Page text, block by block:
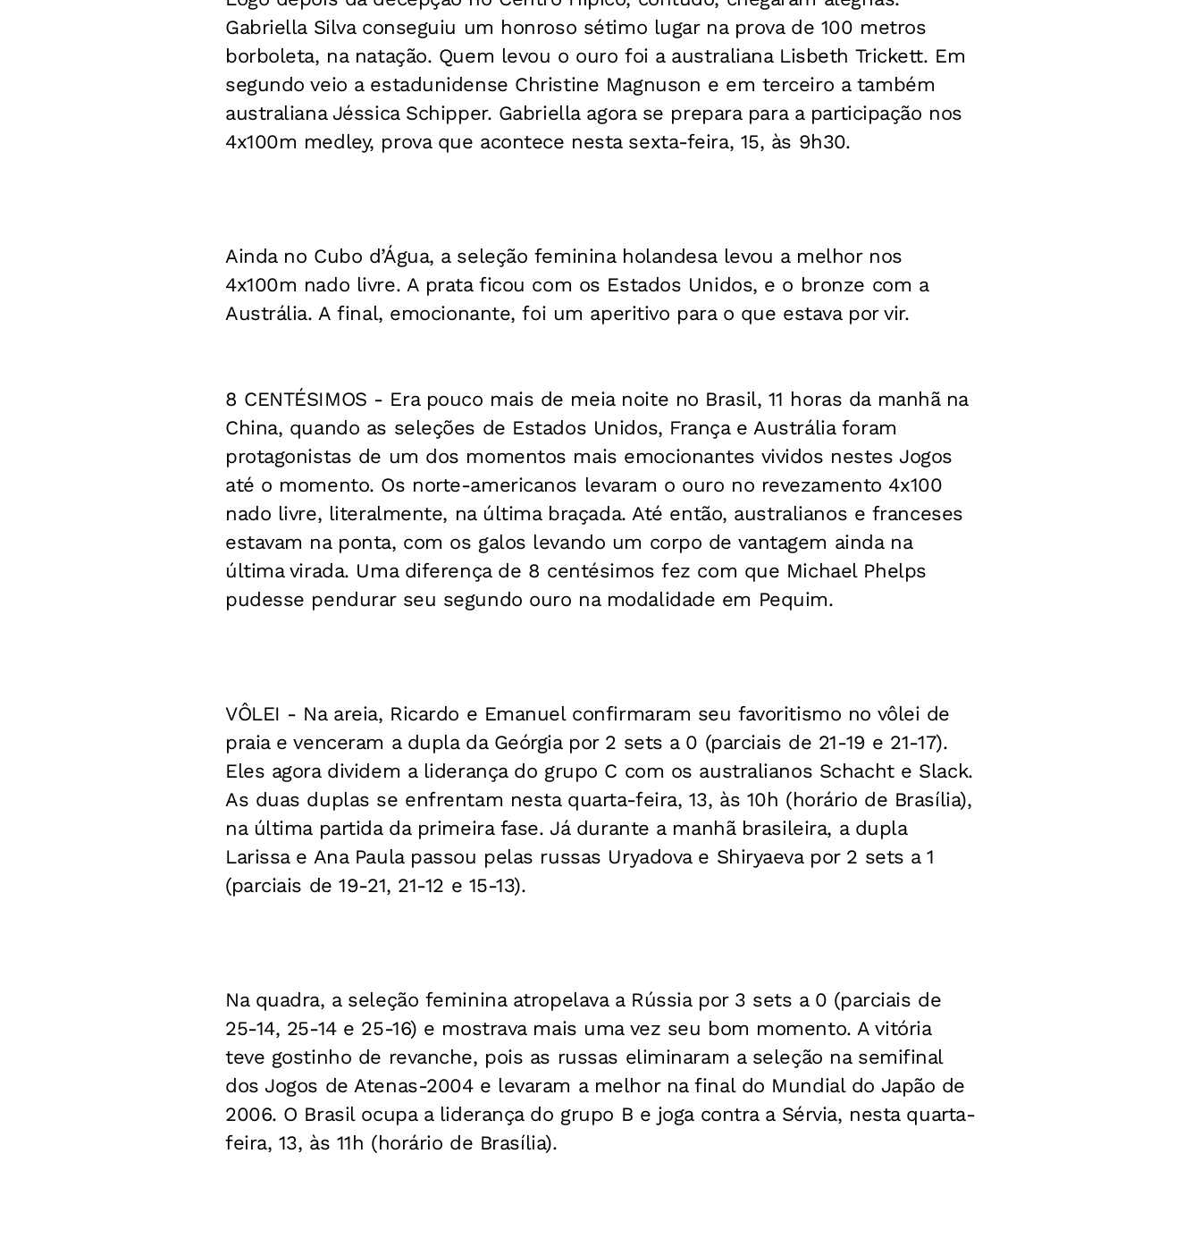
Gabriella Silva conseguiu um honroso sétimo lugar na prova de 100 metros
borboleta, na natação. Quem levou o ouro foi a australiana Lisbeth Trickett. Em
segundo veio a estadunidense Christine Magnuson e em terceiro a também
australiana Jéssica Schipper. Gabriella agora se prepara para a participação nos
4x100m medley, prova que acontece nesta sexta-feira, 15, às 9h30.
Ainda no Cubo d’Água, a seleção feminina holandesa levou a melhor nos
4x100m nado livre. A prata ficou com os Estados Unidos, e o bronze com a
Austrália. A final, emocionante, foi um aperitivo para o que estava por vir.
8 CENTÉSIMOS - Era pouco mais de meia noite no Brasil, 11 horas da manhã na
China, quando as seleções de Estados Unidos, França e Austrália foram
protagonistas de um dos momentos mais emocionantes vividos nestes Jogos
até o momento. Os norte-americanos levaram o ouro no revezamento 4x100
nado livre, literalmente, na última braçada. Até então, australianos e franceses
estavam na ponta, com os galos levando um corpo de vantagem ainda na
última virada. Uma diferença de 8 centésimos fez com que Michael Phelps
pudesse pendurar seu segundo ouro na modalidade em Pequim.
VÔLEI - Na areia, Ricardo e Emanuel confirmaram seu favoritismo no vôlei de
praia e venceram a dupla da Geórgia por 2 sets a 0 (parciais de 21-19 e 21-17).
Eles agora dividem a liderança do grupo C com os australianos Schacht e Slack.
As duas duplas se enfrentam nesta quarta-feira, 13, às 10h (horário de Brasília),
na última partida da primeira fase. Já durante a manhã brasileira, a dupla
Larissa e Ana Paula passou pelas russas Uryadova e Shiryaeva por 2 sets a 1
(parciais de 19-21, 21-12 e 15-13).
Na quadra, a seleção feminina atropelava a Rússia por 3 sets a 0 (parciais de
25-14, 25-14 e 25-16) e mostrava mais uma vez seu bom momento. A vitória
teve gostinho de revanche, pois as russas eliminaram a seleção na semifinal
dos Jogos de Atenas-2004 e levaram a melhor na final do Mundial do Japão de
2006. O Brasil ocupa a liderança do grupo B e joga contra a Sérvia, nesta quarta-
feira, 13, às 11h (horário de Brasília).